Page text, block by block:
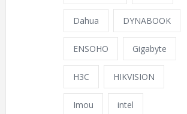
Dahua DYNABOOK
ENSOHO Gigabyte
H3C HIKVISION
Imou intel